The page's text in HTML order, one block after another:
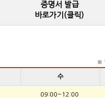
증명서 발급
바로가기(클릭)
※
수
09:00~12:00